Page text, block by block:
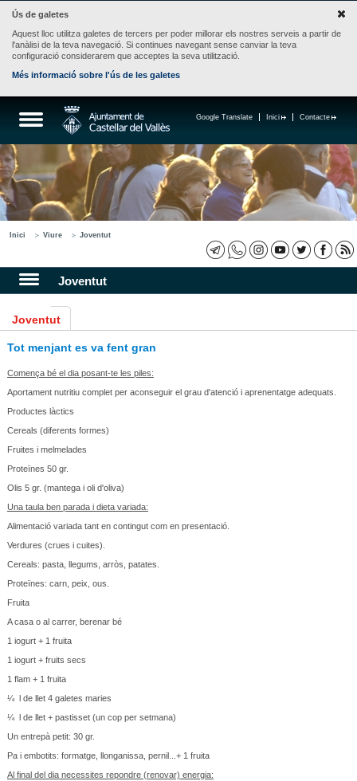
Ús de galetes
Aquest lloc utilitza galetes de tercers per poder millorar els nostres serveis a partir de
l'anàlisi de la teva navegació. Si continues navegant sense canviar la teva
configuració considerarem que acceptes la seva utilització.
Més informació sobre l'ús de les galetes
Contacte
Inici
Google Translate
Inici Viure Joventut
Joventut
Joventut
Tot menjant es va fent gran
Comença bé el dia posant-te les piles:
Aportament nutritiu complet per aconseguir el grau d'atenció i aprenentatge adequats.
Productes làctics
Cereals (diferents formes)
Fruites i melmelades
Proteïnes 50 gr.
Olis 5 gr. (mantega i oli d'oliva)
Una taula ben parada i dieta variada:
Alimentació variada tant en contingut com en presentació.
Verdures (crues i cuites).
Cereals: pasta, llegums, arròs, patates.
Proteïnes: carn, peix, ous.
Fruita
A casa o al carrer, berenar bé
1 iogurt + 1 fruita
1 iogurt + fruits secs
1 flam + 1 fruita
¼ l de llet 4 galetes maries
¼ l de llet + pastisset (un cop per setmana)
Un entrepà petit: 30 gr.
Pa i embotits: formatge, llonganissa, pernil...+ 1 fruita
Al final del dia necessites repondre (renovar) energia: